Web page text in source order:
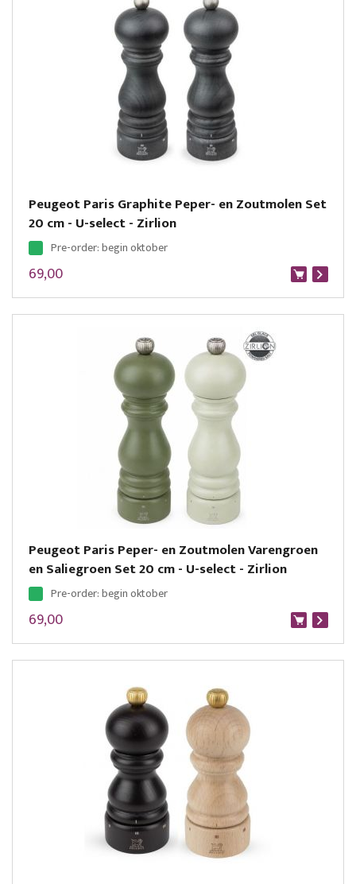
Peugeot Paris Graphite Peper- en Zoutmolen Set
20 cm - U-select - Zirlion
Pre-order: begin oktober
69,00
Peugeot Paris Peper- en Zoutmolen Varengroen
en Saliegroen Set 20 cm - U-select - Zirlion
Pre-order: begin oktober
69,00